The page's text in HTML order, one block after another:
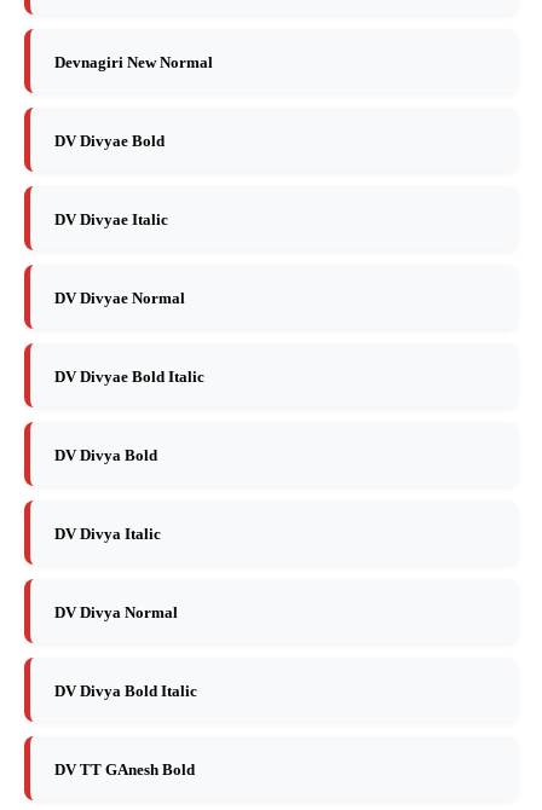
Devnagiri New Normal
DV Divyae Bold
DV Divyae Italic
DV Divyae Normal
DV Divyae Bold Italic
DV Divya Bold
DV Divya Italic
DV Divya Normal
DV Divya Bold Italic
DV TT GAnesh Bold